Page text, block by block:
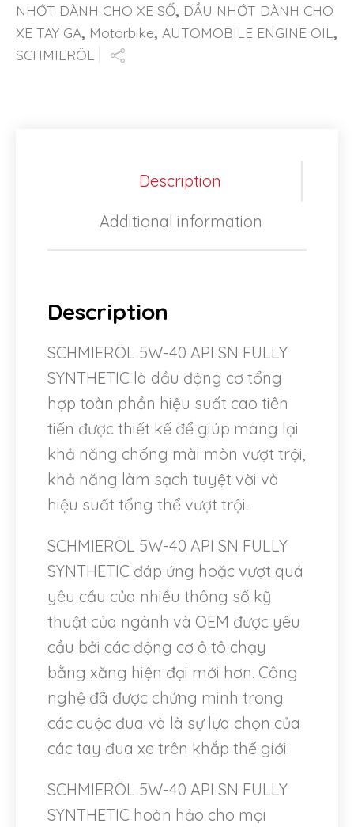
NHỚT DÀNH CHO XE SỐ, DẦU NHỚT DÀNH CHO
XE TAY GA, Motorbike, AUTOMOBILE ENGINE OIL ,
SCHMIERÖL
Description
Additional information
Description
SCHMIERÖL 5W-40 API SN FULLY
SYNTHETIC là dầu động cơ tổng
hợp toàn phần hiệu suất cao tiên
tiến được thiết kế để giúp mang lại
khả năng chống mài mòn vượt trội,
khả năng làm sạch tuyệt vời và
hiệu suất tổng thể vượt trội.
SCHMIERÖL 5W-40 API SN FULLY
SYNTHETIC đáp ứng hoặc vượt quá
yêu cầu của nhiều thông số kỹ
thuật của ngành và OEM được yêu
cầu bởi các động cơ ô tô chạy
bằng xăng hiện đại mới hơn. Công
nghệ đã được chứng minh trong
các cuộc đua và là sự lựa chọn của
các tay đua xe trên khắp thế giới.
SCHMIERÖL 5W-40 API SN FULLY
SYNTHETIC hoàn hảo cho mọi